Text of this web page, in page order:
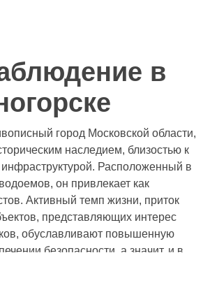
в
город Московской области,
наследием, близостью к
инфраструктурой. Расположенный в
он привлекает как
Активный темп жизни, приток
представляющих интерес
обуславливают повышенную
безопасности, а значит, и в